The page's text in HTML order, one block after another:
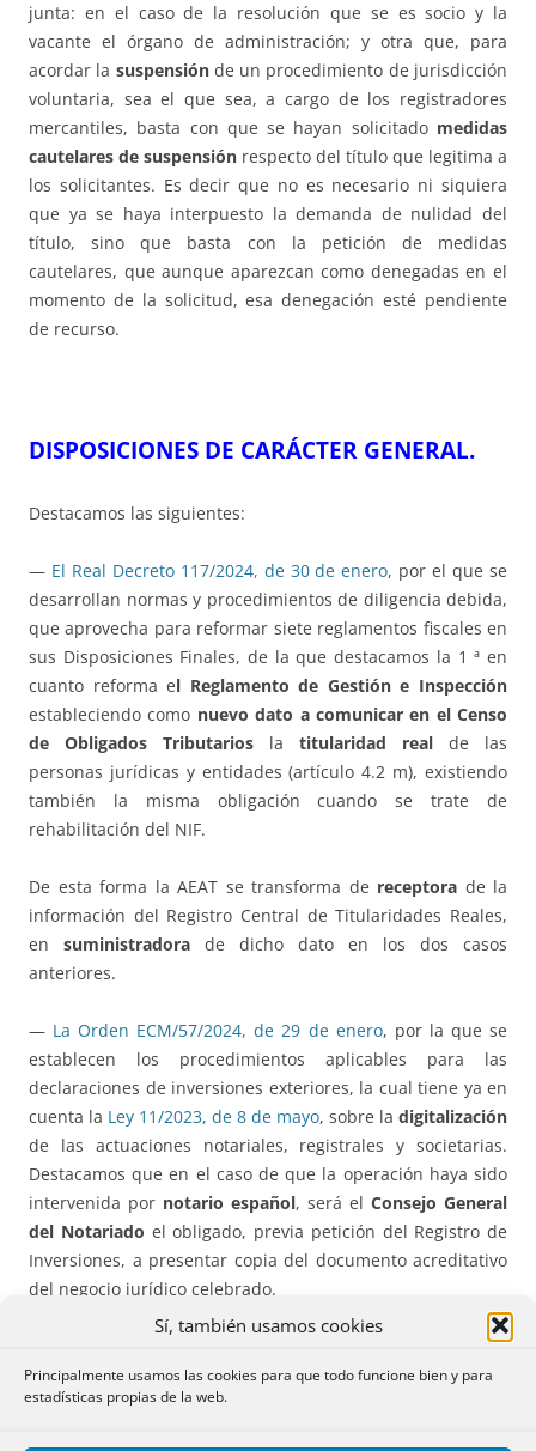
Sí, también usamos cookies
Principalmente usamos las cookies para que todo funcione bien y para
estadísticas propias de la web.
junta: en el caso de la resolución que se es socio y la
vacante el órgano de administración; y otra que, para
acordar la suspensiónde un procedimiento de jurisdicción
voluntaria, sea el que sea, a cargo de los registradores
mercantiles, basta con que se hayan solicitado medidas
cautelares de suspensión respecto del título que legitima a
los solicitantes. Es decir que no es necesario ni siquiera
que ya se haya interpuesto la demanda de nulidad del
título, sino que basta con la petición de medidas
cautelares, que aunque aparezcan como denegadas en el
momento de la solicitud, esa denegación esté pendiente
de recurso.
DISPOSICIONES DE CARÁCTER GENERAL.
Destacamos las siguientes:
— El Real Decreto 117/2024, de 30 de enero, por el que se
desarrollan normas y procedimientos de diligencia debida,
que aprovecha para reformar siete reglamentos fiscales en
sus Disposiciones Finales, de la que destacamos la 1 ª en
cuanto reforma el Reglamento de Gestión e Inspección
estableciendo como nuevo dato a comunicar en el Censo
de Obligados Tributarios la titularidad real de las
personas jurídicas y entidades (artículo 4.2 m), existiendo
también la misma obligación cuando se trate de
rehabilitación del NIF.
De esta forma la AEAT se transforma de receptora de la
información del Registro Central de Titularidades Reales,
en suministradora de dicho dato en los dos casos
anteriores.
— La Orden ECM/57/2024, de 29 de enero, por la que se
establecen los procedimientos aplicables para las
declaraciones de inversiones exteriores, la cual tiene ya en
cuenta la Ley 11/2023, de 8 de mayo, sobre la digitalización
de las actuaciones notariales, registrales y societarias.
Destacamos que en el caso de que la operación haya sido
intervenida por notario español, será el Consejo General
del Notariado el obligado, previa petición del Registro de
Inversiones, a presentar copia del documento acreditativo
del negocio jurídico celebrado.